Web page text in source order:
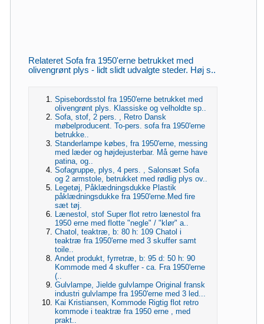
Relateret Sofa fra 1950'erne betrukket med
olivengrønt plys - lidt slidt udvalgte steder. Høj s..
Spisebordsstol fra 1950'erne betrukket med
olivengrønt plys. Klassiske og velholdte sp..
Sofa, stof, 2 pers. , Retro Dansk
møbelproducent. To-pers. sofa fra 1950'erne
betrukke..
Standerlampe købes, fra 1950'erne, messing
med læder og højdejusterbar. Må gerne have
patina, og..
Sofagruppe, plys, 4 pers. , Salonsæt Sofa
og 2 armstole, betrukket med rødlig plys ov..
Legetøj, Påklædningsdukke Plastik
påklædningsdukke fra 1950'erne.Med fire
sæt tøj.
Lænestol, stof Super flot retro lænestol fra
1950 erne med flotte "negle" / "klør" a..
Chatol, teaktræ, b: 80 h: 109 Chatol i
teaktræ fra 1950'erne med 3 skuffer samt
toile..
Andet produkt, fyrretræ, b: 95 d: 50 h: 90
Kommode med 4 skuffer - ca. Fra 1950'erne
(..
Gulvlampe, Jielde gulvlampe Original fransk
industri gulvlampe fra 1950'erne med 3 led...
Kai Kristiansen, Kommode Rigtig flot retro
kommode i teaktræ fra 1950 erne , med
prakt..